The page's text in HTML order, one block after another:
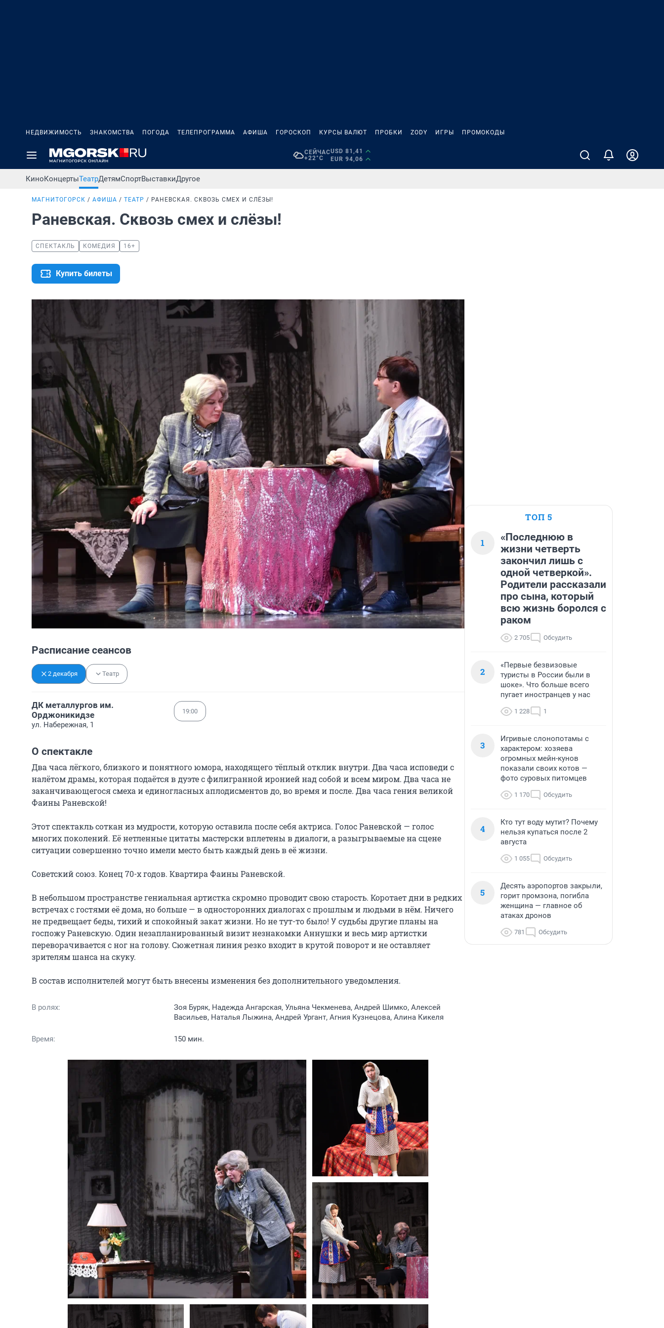
НЕДВИЖИМОСТЬ ЗНАКОМСТВА ПОГОДА ТЕЛЕПРОГРАММА АФИША ГОРОСКОП КУРСЫ ВАЛЮТ ПРОБКИ ZODY ИГРЫ ПРОМОКОДЫ
СЕЙЧАС
+22°C
USD 81,41
EUR 94,06
КиноКонцертыТеатрДетямСпортВыставкиДругое
МАГНИТОГОРСК АФИША ТЕАТР РАНЕВСКАЯ. СКВОЗЬ СМЕХ И СЛЁЗЫ!
Раневская. Сквозь смех и слёзы!
СПЕКТАКЛЬ КОМЕДИЯ 16+
Купить билеты
Расписание сеансов
2 декабря Театр
ДК металлургов им.
Орджоникидзе
ул. Набережная, 1
19:00
О спектакле
Два часа лёгкого, близкого и понятного юмора, находящего тёплый отклик внутри. Два часа исповеди с
налётом драмы, которая подаётся в дуэте с филигранной иронией над собой и всем миром. Два часа не
заканчивающегося смеха и единогласных аплодисментов до, во время и после. Два часа гения великой
Фаины Раневской!
Этот спектакль соткан из мудрости, которую оставила после себя актриса. Голос Раневской — голос
многих поколений. Её нетленные цитаты мастерски вплетены в диалоги, а разыгрываемые на сцене
ситуации совершенно точно имели место быть каждый день в её жизни.
Советский союз. Конец 70-х годов. Квартира Фаины Раневской.
В небольшом пространстве гениальная артистка скромно проводит свою старость. Коротает дни в редких
встречах с гостями её дома, но больше — в односторонних диалогах с прошлым и людьми в нём. Ничего
не предвещает беды, тихий и спокойный закат жизни. Но не тут-то было! У судьбы другие планы на
госпожу Раневскую. Один незапланированный визит незнакомки Аннушки и весь мир артистки
переворачивается с ног на голову. Сюжетная линия резко входит в крутой поворот и не оставляет
зрителям шанса на скуку.
В состав исполнителей могут быть внесены изменения без дополнительного уведомления.
В ролях:
Зоя Буряк, Надежда Ангарская, Ульяна Чекменева, Андрей Шимко, Алексей
Васильев, Наталья Лыжина, Андрей Ургант, Агния Кузнецова, Алина Кикеля
Время: 150 мин.
ТОП 5
1
«Последнюю в
жизни четверть
закончил лишь с
одной четверкой».
Родители рассказали
про сына, который
всю жизнь боролся с
раком
2 705 Обсудить
2
«Первые безвизовые
туристы в России были в
шоке». Что больше всего
пугает иностранцев у нас
1 228 1
3
Игривые слонопотамы с
характером: хозяева
огромных мейн-кунов
показали своих котов —
фото суровых питомцев
1 170 Обсудить
4
Кто тут воду мутит? Почему
нельзя купаться после 2
августа
1 055 Обсудить
5
Десять аэропортов закрыли,
горит промзона, погибла
женщина — главное об
атаках дронов
781 Обсудить